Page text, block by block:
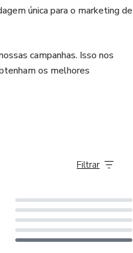
única para o marketing de
campanhas. Isso nos
os melhores
Filtrar